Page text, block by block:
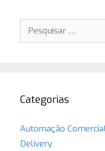
Pesquisar
por:
Categorias
Automação
Delivery